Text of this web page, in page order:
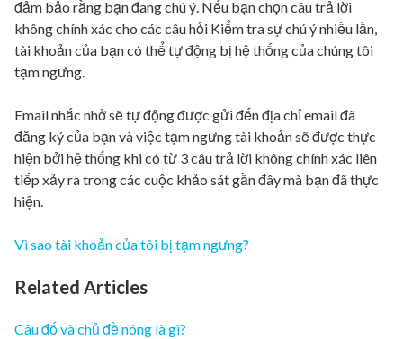
đảm bảo rằng bạn đang chú ý. Nếu bạn chọn câu trả lời
không chính xác cho các câu hỏi Kiểm tra sự chú ý nhiều lần,
tài khoản của bạn có thể tự động bị hệ thống của chúng tôi
tạm ngưng.
Email nhắc nhở sẽ tự động được gửi đến địa chỉ email đã
đăng ký của bạn và việc tạm ngưng tài khoản sẽ được thực
hiện bởi hệ thống khi có từ 3 câu trả lời không chính xác liên
tiếp xảy ra trong các cuộc khảo sát gần đây mà bạn đã thực
hiện.
Vì sao tài khoản của tôi bị tạm ngưng?
Related Articles
Câu đố và chủ đề nóng là gì?